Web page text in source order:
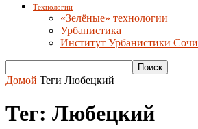
Технологии
«Зелёные» технологии
Урбанистика
Институт Урбанистики Сочи
Домой Теги Любецкий
Тег: Любецкий